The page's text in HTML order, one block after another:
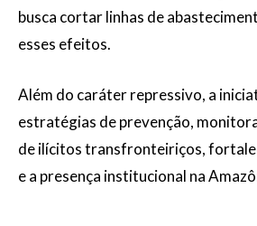
busca cortar linhas de
esses efeitos.
Além do caráter repressivo, a
estratégias de prevenção,
de ilícitos transfronteiriços,
e a presença institucional na